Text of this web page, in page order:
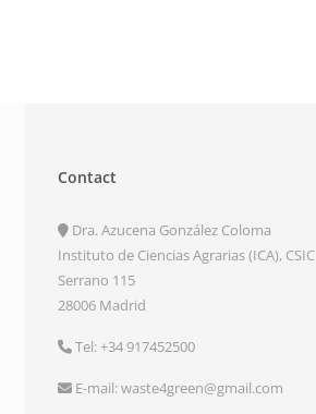
Contact
Dra. Azucena González Coloma
Instituto de Ciencias Agrarias (ICA), CSIC
Serrano 115
28006 Madrid
Tel: +34 917452500
E-mail: waste4green@gmail.com